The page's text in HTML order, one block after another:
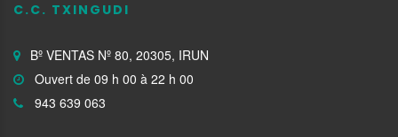
C.C. TXINGUDI
Bº VENTAS Nº 80, 20305, IRUN
Ouvert de 09 h 00 à 22 h 00
943 639 063